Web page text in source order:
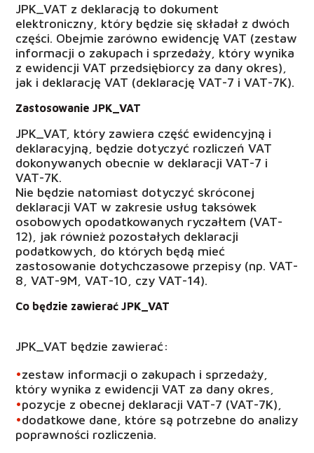
JPK_VAT z deklaracją to dokument
elektroniczny, który będzie się składał z dwóch
części. Obejmie zarówno ewidencję VAT (zestaw
informacji o zakupach i sprzedaży, który wynika
z ewidencji VAT przedsiębiorcy za dany okres),
jak i deklarację VAT (deklarację VAT-7 i VAT-7K).
Zastosowanie JPK_VAT
JPK_VAT, który zawiera część ewidencyjną i
deklaracyjną, będzie dotyczyć rozliczeń VAT
dokonywanych obecnie w deklaracji VAT-7 i
VAT-7K.
Nie będzie natomiast dotyczyć skróconej
deklaracji VAT w zakresie usług taksówek
osobowych opodatkowanych ryczałtem (VAT-
12), jak również pozostałych deklaracji
podatkowych, do których będą mieć
zastosowanie dotychczasowe przepisy (np. VAT-
8, VAT-9M, VAT-10, czy VAT-14).
Co będzie zawierać JPK_VAT
JPK_VAT będzie zawierać:
zestaw informacji o zakupach i sprzedaży,
który wynika z ewidencji VAT za dany okres,
pozycje z obecnej deklaracji VAT-7 (VAT-7K),
dodatkowe dane, które są potrzebne do analizy
poprawności rozliczenia.